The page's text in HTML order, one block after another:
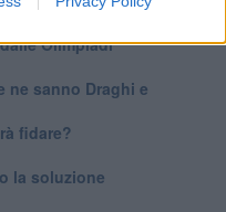
Olimpiadi
ne sanno Draghi e
fidare?
la soluzione